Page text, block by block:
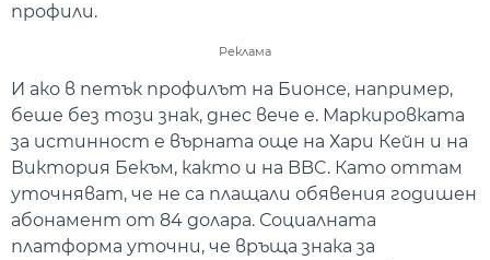
профили.
Реклама
И ако в петък профилът на Бионсе, например,
беше без този знак, днес вече е. Маркировката
за истинност е върната още на Хари Кейн и на
Виктория Бекъм, както и на BBC. Като оттам
уточняват, че не са плащали обявения годишен
абонамент от 84 долара. Социалната
платформа уточни, че връща знака за